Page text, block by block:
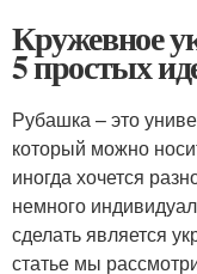
Кружевное
5 простых
Рубашка – это
который можно
иногда хочется
немного
сделать является
статье мы